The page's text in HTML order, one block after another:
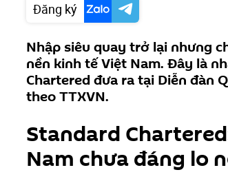
Đăng ký
Nhập siêu quay trở lại nhưng
nền kinh tế Việt Nam. Đây là
Chartered đưa ra tại Diễn đàn
theo TTXVN.
Standard
Nam chưa đáng lo